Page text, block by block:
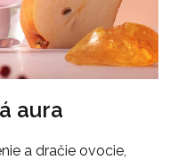
aura
a dračie ovocie,